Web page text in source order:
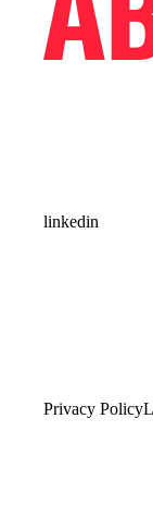
linkedin
Privacy Policy